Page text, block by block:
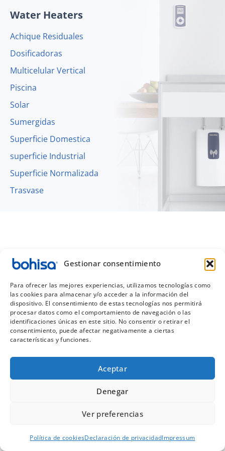
Gestionar consentimiento
Para ofrecer las mejores experiencias, utilizamos tecnologías como
las cookies para almacenar y/o acceder a la información del
dispositivo. El consentimiento de estas tecnologías nos permitirá
procesar datos como el comportamiento de navegación o las
identificaciones únicas en este sitio. No consentir o retirar el
consentimiento, puede afectar negativamente a ciertas
características y funciones.
Aceptar
Denegar
Ver preferencias
Política de cookiesDeclaración de privacidadImpressum
Water Heaters
Achique Residuales
Dosificadoras
Multicelular Vertical
Piscina
Solar
Sumergidas
Superficie Domestica
superficie Industrial
Superficie Normalizada
Trasvase